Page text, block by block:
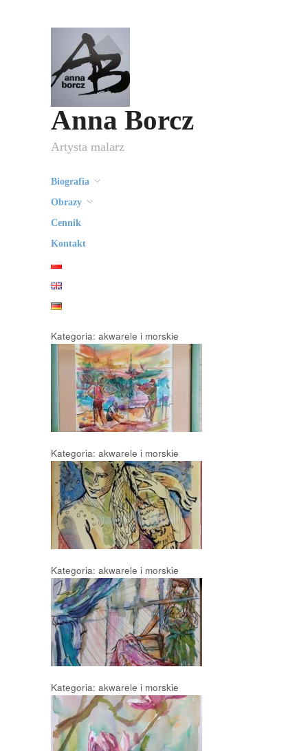
Anna Borcz
Artysta malarz
Biografia
Obrazy
Cennik
Kontakt
Kategoria: akwarele i morskie
Kategoria: akwarele i morskie
Kategoria: akwarele i morskie
Kategoria: akwarele i morskie